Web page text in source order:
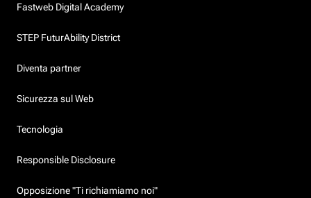
Fastweb Digital Academy
STEP FuturAbility District
Diventa partner
Sicurezza sul Web
Tecnologia
Responsible Disclosure
Opposizione "Ti richiamiamo noi"